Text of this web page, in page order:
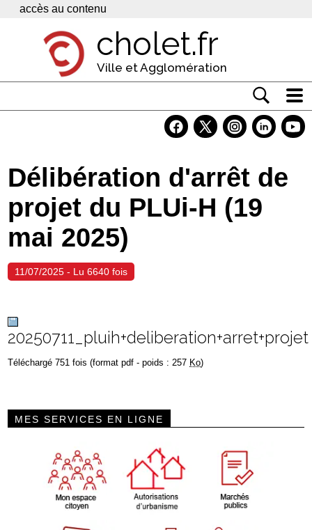
Panneau de gestion des cookies
accès au contenu
cholet.fr
Ville et Agglomération
Economie
Services
Contacts
Délibération d'arrêt de
projet du PLUi-H (19
mai 2025)
11/07/2025 - Lu 6640 fois
20250711_pluih+deliberation+arret+projet
Téléchargé 751 fois (format pdf - poids : 257 Ko)
MES SERVICES EN LIGNE